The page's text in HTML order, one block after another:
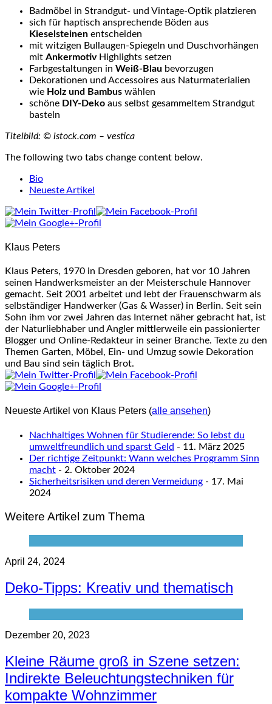
Badmöbel in Strandgut- und Vintage-Optik platzieren
sich für haptisch ansprechende Böden aus
Kieselsteinen entscheiden
mit witzigen Bullaugen-Spiegeln und Duschvorhängen
mit AnkermotivHighlights setzen
Farbgestaltungen in Weiß-Blau bevorzugen
Dekorationen und Accessoires aus Naturmaterialien
wie Holz und Bambus wählen
schöne DIY-Deko aus selbst gesammeltem Strandgut
basteln
Titelbild: © istock.com – vestica
The following two tabs change content below.
Bio
Neueste Artikel
Klaus Peters
Klaus Peters, 1970 in Dresden geboren, hat vor 10 Jahren
seinen Handwerksmeister an der Meisterschule Hannover
gemacht. Seit 2001 arbeitet und lebt der Frauenschwarm als
selbständiger Handwerker (Gas & Wasser) in Berlin. Seit sein
Sohn ihm vor zwei Jahren das Internet näher gebracht hat, ist
der Naturliebhaber und Angler mittlerweile ein passionierter
Blogger und Online-Redakteur in seiner Branche. Texte zu den
Themen Garten, Möbel, Ein- und Umzug sowie Dekoration
und Bau sind sein täglich Brot.
Neueste Artikel von Klaus Peters (alle ansehen)
Nachhaltiges Wohnen für Studierende: So lebst du
umweltfreundlich und sparst Geld - 11. März 2025
Der richtige Zeitpunkt: Wann welches Programm Sinn
macht - 2. Oktober 2024
Sicherheitsrisiken und deren Vermeidung - 17. Mai
2024
Weitere Artikel zum Thema
April 24, 2024
Deko-Tipps: Kreativ und thematisch
Dezember 20, 2023
Kleine Räume groß in Szene setzen:
Indirekte Beleuchtungstechniken für
kompakte Wohnzimmer